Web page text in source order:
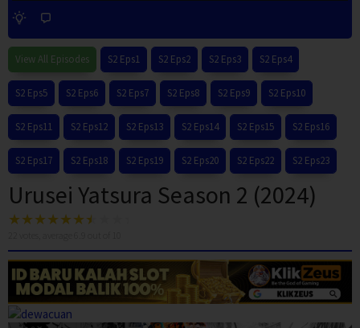
View All Episodes S2 Eps1 S2 Eps2 S2 Eps3 S2 Eps4
S2 Eps5 S2 Eps6 S2 Eps7 S2 Eps8 S2 Eps9 S2 Eps10
S2 Eps11 S2 Eps12 S2 Eps13 S2 Eps14 S2 Eps15 S2 Eps16
S2 Eps17 S2 Eps18 S2 Eps19 S2 Eps20 S2 Eps22 S2 Eps23
Urusei Yatsura Season 2 (2024)